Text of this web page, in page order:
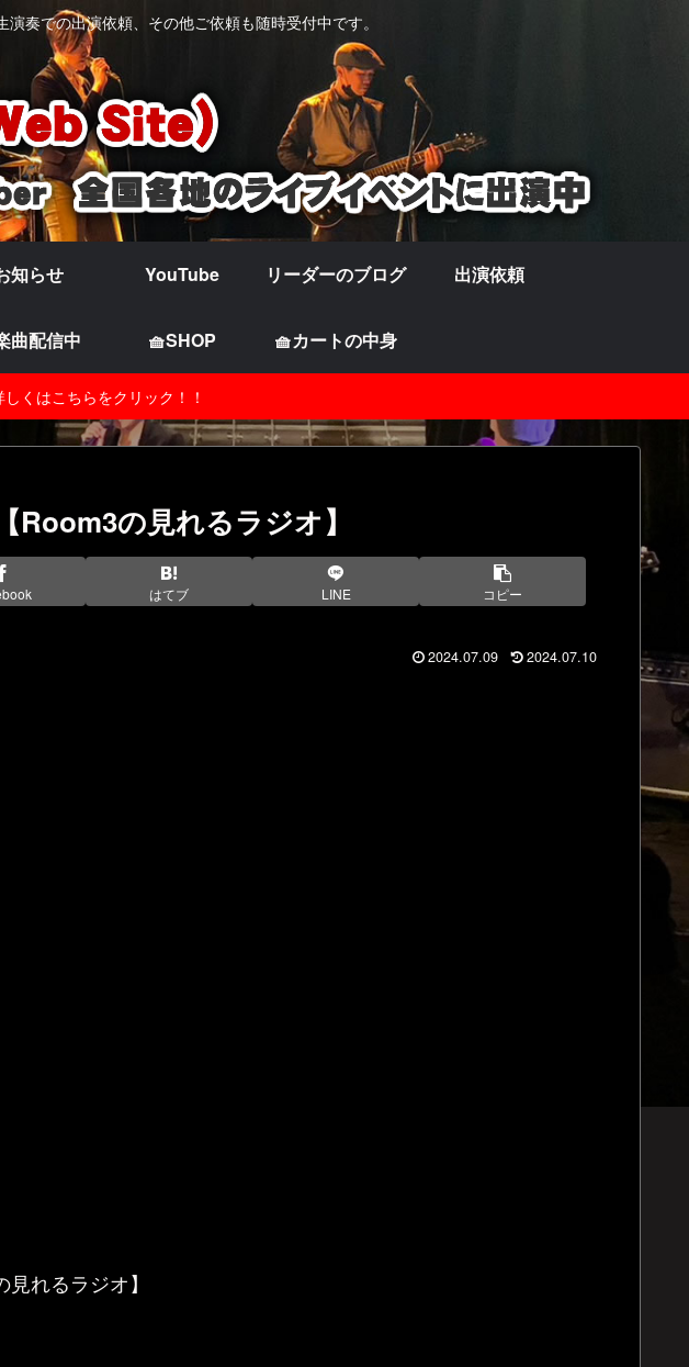
奏での出演依頼、その他ご依頼も随時受付中です。
知らせ YouTube リーダーのブログ 出演依頼
曲配信中 🧺SHOP 🧺カートの中身
くはこちらをクリック！！
Room3の見れるラジオ】
はてブ LINE コピー
2024.07.09 2024.07.10
れるラジオ】